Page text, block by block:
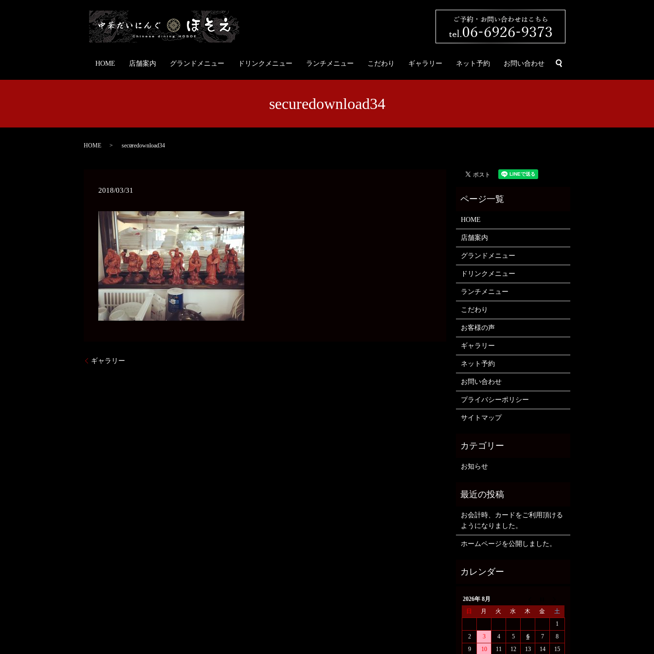
HOME 店舗案内 グランドメニュー ドリンクメニュー ランチメニュー こだわり ギャラリー ネット予約 お問い合わせ
securedownload34
HOME securedownload34
2018/03/31
ギャラリー
HOME
店舗案内
グランドメニュー
ドリンクメニュー
ランチメニュー
こだわり
お客様の声
ギャラリー
ネット予約
お問い合わせ
プライバシーポリシー
サイトマップ
お知らせ
お会計時、カードをご利用頂ける
ようになりました。
ホームページを公開しました。
2026年 8月
日
月 火 水 木 金
土
1
2
3 4 5 6 7
8
9
10 11 12 13 14 15